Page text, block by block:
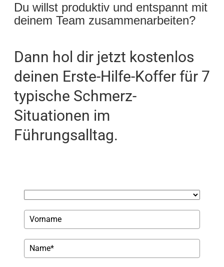
Du willst produktiv und entspannt mit
deinem Team zusammenarbeiten?
Dann hol dir jetzt kostenlos
deinen Erste-Hilfe-Koffer für 7
typische Schmerz-
Situationen im
Führungsalltag.